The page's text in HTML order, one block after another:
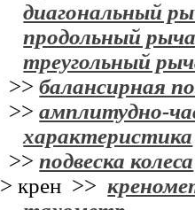
диагональный
продольный
треугольный
>>балансирная
>>амплитудно-
характеристика
>>подвеска колеса
> крен >>